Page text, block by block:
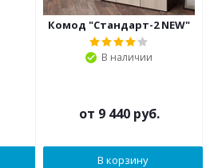
Комод "Стандарт-2 NEW"
В наличии
от 9 440 руб.
В корзину